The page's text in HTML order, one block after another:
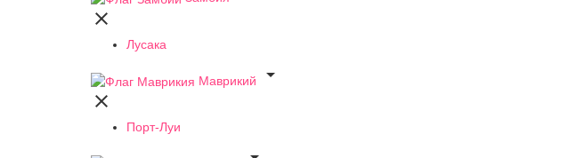

Лусака
Маврикий


Порт-Луи